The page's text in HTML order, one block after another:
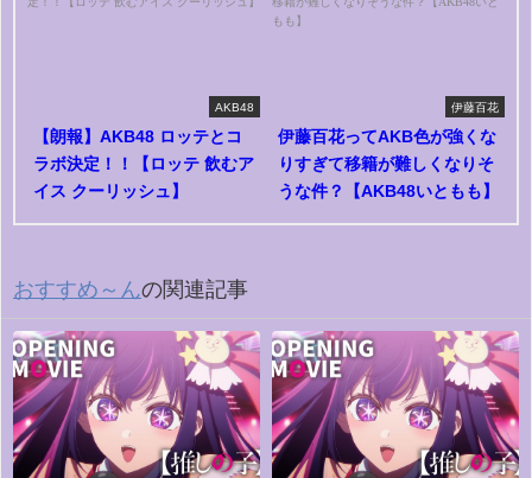
AKB48
【朗報】AKB48 ロッテとコ
ラボ決定！！【ロッテ 飲むア
イス クーリッシュ】
伊藤百花
伊藤百花ってAKB色が強くな
りすぎて移籍が難しくなりそ
うな件？【AKB48いともも】
おすすめ～んの関連記事